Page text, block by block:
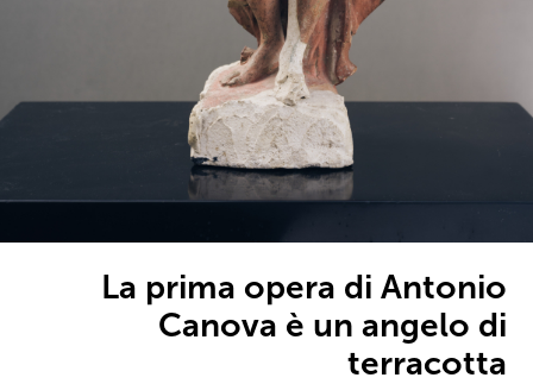
La prima opera di Antonio
Canova è un angelo di
terracotta